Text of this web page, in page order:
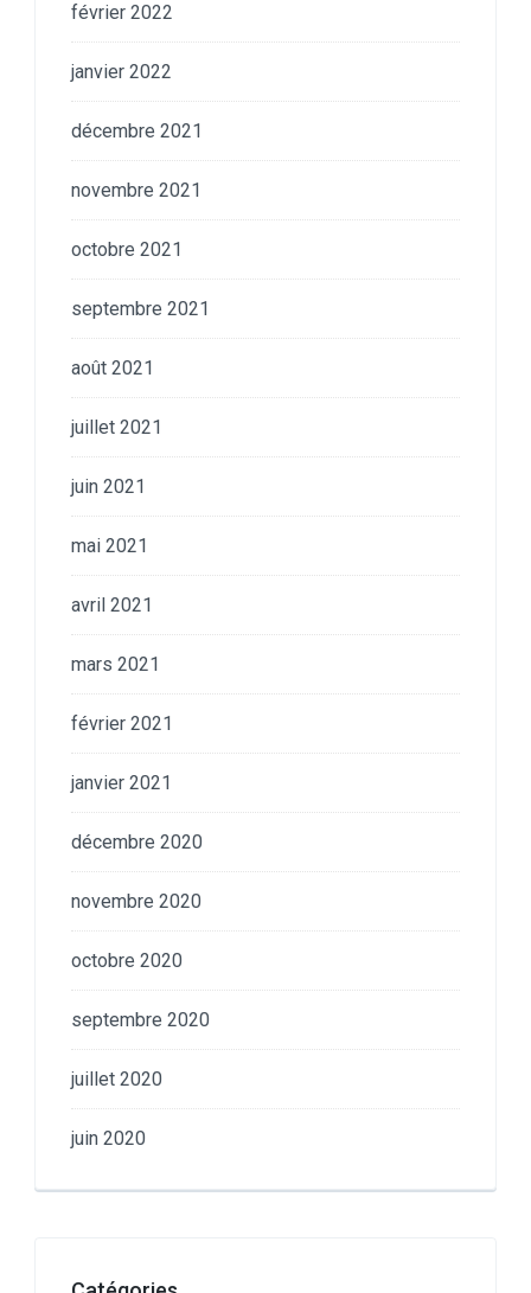
février 2022
janvier 2022
décembre 2021
novembre 2021
octobre 2021
septembre 2021
août 2021
juillet 2021
juin 2021
mai 2021
avril 2021
mars 2021
février 2021
janvier 2021
décembre 2020
novembre 2020
octobre 2020
septembre 2020
juillet 2020
juin 2020